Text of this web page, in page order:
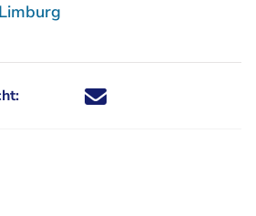
Deel dit nieuwsbericht via X -
Deel dit nieuwsbericht via
Deel dit nieuwsbericht
Deel dit